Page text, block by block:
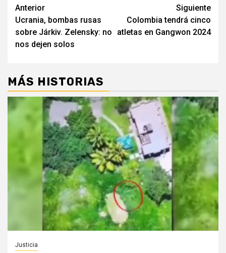
Seguir
leyendo
Anterior
Ucrania, bombas rusas
sobre Járkiv. Zelensky: no
nos dejen solos
Siguiente
Colombia tendrá cinco
atletas en Gangwon 2024
MÁS HISTORIAS
Justicia